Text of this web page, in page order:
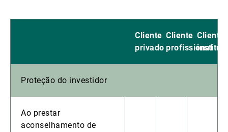
Cliente
privado
Cliente
profissional
Cliente
Proteção do investidor
Ao prestar
aconselhamento de